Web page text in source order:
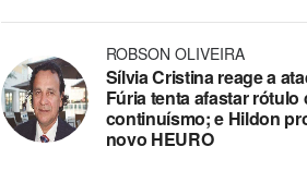
ROBSON OLIVEIRA
Sílvia Cristina reage a
Fúria tenta afastar rótulo
continuísmo; e Hildon
novo HEURO